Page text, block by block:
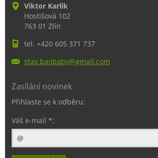
Viktor Karlík
Hostišová 102
763 01 Zlín
tel. +420 605 371 737
stav.baobaby@gmail.com
Zasílání novinek
Přihlaste se k odběru:
Váš e-mail *: